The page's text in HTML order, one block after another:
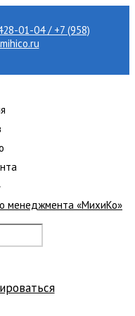
01-04 / +7 (958)